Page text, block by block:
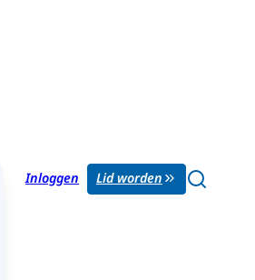
Inloggen Lid worden